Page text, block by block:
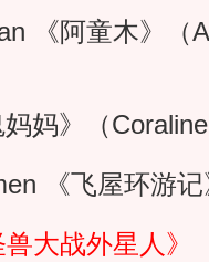
阿童木》（
》（Coraline
《飞屋环游记
大战外星人》